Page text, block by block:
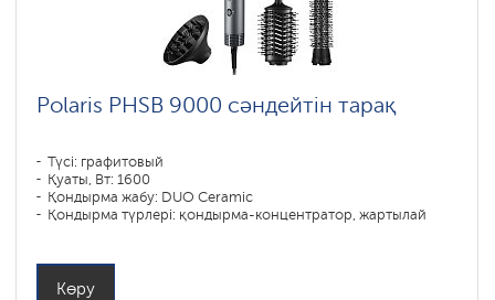
Polaris PHSB 9000 сәндейтін тарақ
Түсі: графитовый
Қуаты, Вт: 1600
Қондырма жабу: DUO Ceramic
Қондырма түрлері: қондырма-концентратор, жартылай
Көру